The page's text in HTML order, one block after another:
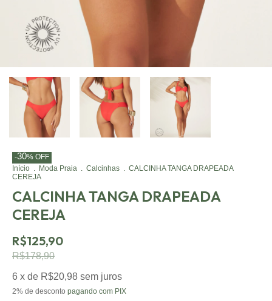
Início . Moda Praia . Calcinhas . CALCINHA TANGA DRAPEADA
CEREJA
CALCINHA TANGA DRAPEADA
CEREJA
R$125,90
-30% OFF
R$178,90
6 x de R$20,98 sem juros
2% de desconto pagando com PIX